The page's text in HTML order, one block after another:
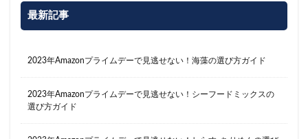
最新記事
2023年Amazonプライムデーで見逃せない！海藻の選び方ガイド
2023年Amazonプライムデーで見逃せない！シーフードミックスの
選び方ガイド